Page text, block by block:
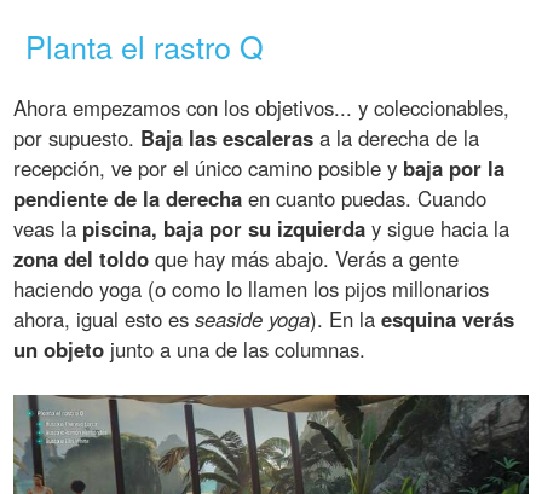
Planta el rastro Q
Ahora empezamos con los objetivos... y coleccionables,
por supuesto. Baja las escaleras a la derecha de la
recepción, ve por el único camino posible y baja por la
pendiente de la derecha en cuanto puedas. Cuando
veas la piscina, baja por su izquierda y sigue hacia la
zona del toldo que hay más abajo. Verás a gente
haciendo yoga (o como lo llamen los pijos millonarios
ahora, igual esto esseaside yoga). En laesquina verás
un objeto junto a una de las columnas.